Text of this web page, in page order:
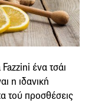
ένα τσάι
η ιδανική
τού προσθέσεις